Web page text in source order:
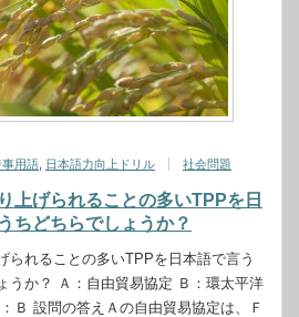
事用語 日本語力向上ドリル 社会問題
上げられることの多いTPPを日
ちどちらでしょうか？
られることの多いTPPを日本語で言う
うか？ Ａ：自由貿易協定 Ｂ：環太平洋
Ｂ 設問の答えＡの自由貿易協定は、Ｆ